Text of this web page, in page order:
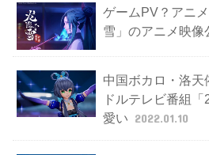
ゲームPV？アニ
雪」のアニメ映像
中国ボカロ・洛天
ドルテレビ番組
愛い 2022.01.10